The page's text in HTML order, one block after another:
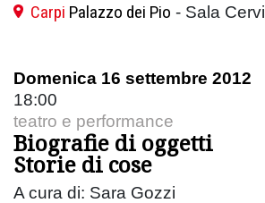
Carpi Palazzo dei Pio - Sala Cervi
Domenica 16 settembre 2012
18:00
teatro e performance
Biografie di oggetti
Storie di cose
A cura di: Sara Gozzi